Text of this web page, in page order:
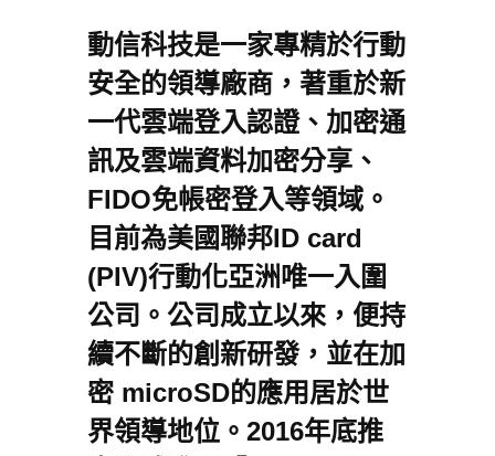
動信科技是一家專精於行動
安全的領導廠商，著重於新
一代雲端登入認證、加密通
訊及雲端資料加密分享、
FIDO免帳密登入等領域。
目前為美國聯邦ID card
(PIV)行動化亞洲唯一入圍
公司。公司成立以來，便持
續不斷的創新研發，並在加
密 microSD的應用居於世
界領導地位。2016年底推